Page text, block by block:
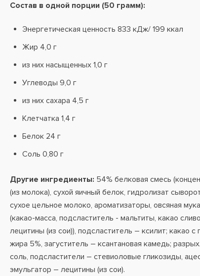
Состав в одной порции (50 грамм):
Энергетическая ценность 833 кДж/ 199 ккал
Жир 4,0 г
из них насыщенных 1,0 г
Углеводы 9,0 г
из них сахара 4,5 г
Клетчатка 1,4 г
Белок 24 г
Соль 0,80 г
Другие ингредиенты: 54% белковая смесь
(из молока), сухой яичный белок, гидролизат
сухое цельное молоко, ароматизаторы, овсяная
(какао-масса, подсластитель - мальтиты, какао
лецитины (из сои)), подсластитель – ксилит; какао
жира 5%, загуститель – ксантановая камедь;
соль, подсластители – стевиоловые гликозиды,
эмульгатор – лецитины (из сои).